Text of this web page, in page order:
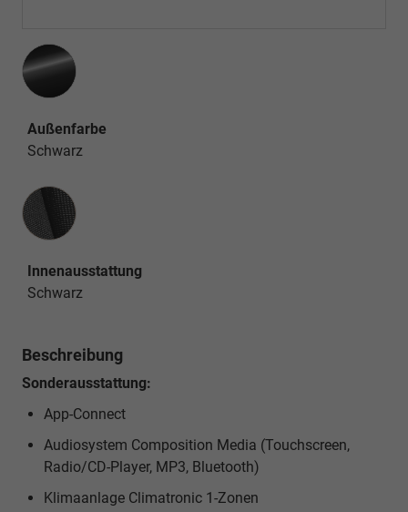
Außenfarbe
Schwarz
Innenausstattung
Innenausstattung
Schwarz
Beschreibung
Sonderausstattung:
App-Connect
Audiosystem Composition Media (Touchscreen,
Radio/CD-Player, MP3, Bluetooth)
Klimaanlage Climatronic 1-Zonen